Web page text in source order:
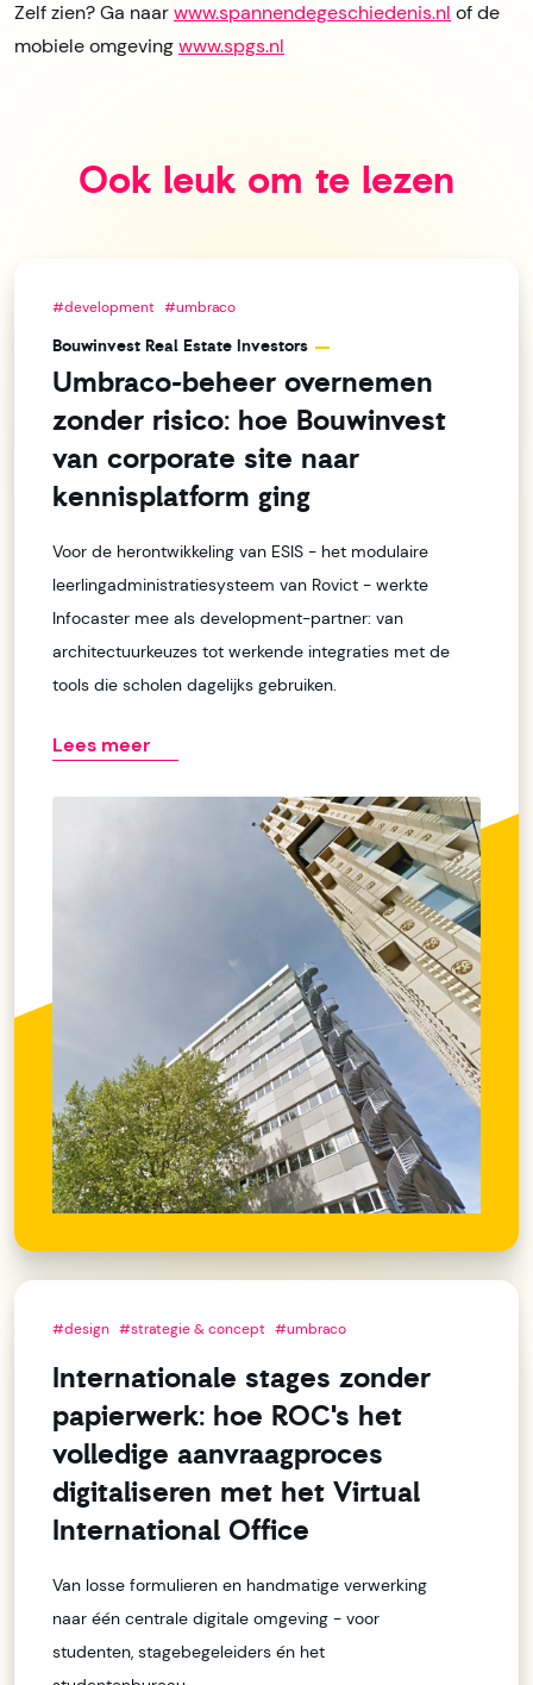
Zelf zien? Ga naar www.spannendegeschiedenis.nl of de
mobiele omgeving www.spgs.nl
Ook leuk om te lezen
#development #umbraco
Bouwinvest Real Estate Investors
Umbraco-beheer overnemen
zonder risico: hoe Bouwinvest
van corporate site naar
kennisplatform ging
Voor de herontwikkeling van ESIS - het modulaire
leerlingadministratiesysteem van Rovict - werkte
Infocaster mee als development-partner: van
architectuurkeuzes tot werkende integraties met de
tools die scholen dagelijks gebruiken.
Lees meer
#design #strategie & concept #umbraco
Internationale stages zonder
papierwerk: hoe ROC's het
volledige aanvraagproces
digitaliseren met het Virtual
International Office
Van losse formulieren en handmatige verwerking
naar één centrale digitale omgeving - voor
studenten, stagebegeleiders én het